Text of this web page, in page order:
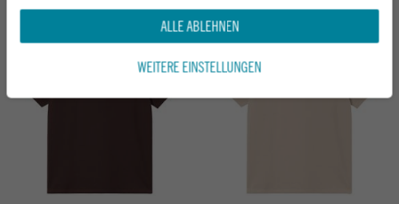
ALLE ABLEHNEN
WEITERE EINSTELLUNGEN